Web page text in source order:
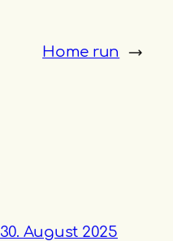
Home run →
30. August 2025